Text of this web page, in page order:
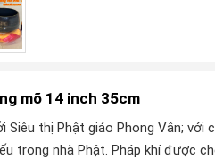
mõ 14 inch 35cm
thị Phật giáo Phong Vân; với
trong nhà Phật. Pháp khí được